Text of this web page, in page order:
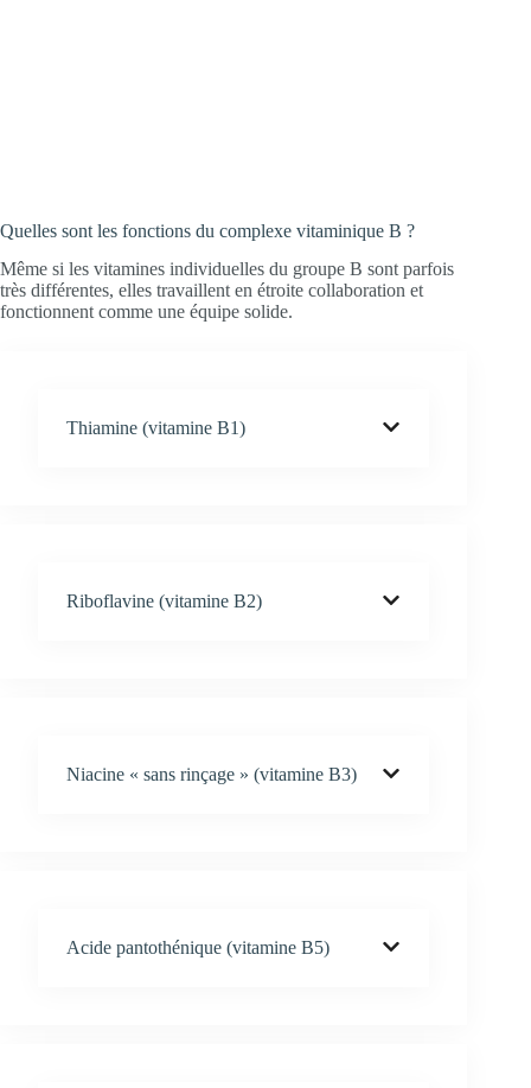
Quelles sont les fonctions du complexe vitaminique B ?
Même si les vitamines individuelles du groupe B sont parfois
très différentes, elles travaillent en étroite collaboration et
fonctionnent comme une équipe solide.
Thiamine (vitamine B1)
Riboflavine (vitamine B2)
Niacine « sans rinçage » (vitamine B3)
Acide pantothénique (vitamine B5)